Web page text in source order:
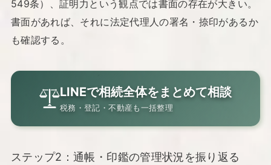
549条）、証明力という観点では書面の存在が大きい。
書面があれば、それに法定代理人の署名・捺印があるか
も確認する。
LINEで相続全体をまとめて相談
税務・登記・不動産も一括整理
ステップ2：通帳・印鑑の管理状況を振り返る